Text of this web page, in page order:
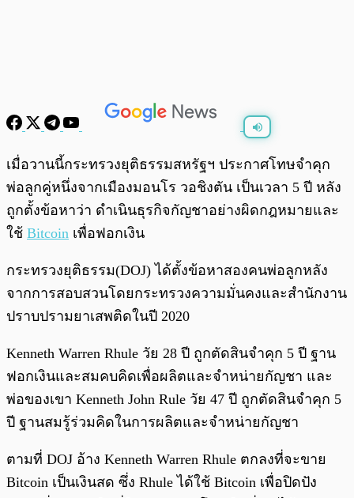
พร้อมเล่น 0:00 0:00
เมื่อวานนี้กระทรวงยุติธรรมสหรัฐฯ ประกาศโทษจำคุก
พ่อลูกคู่หนึ่งจากเมืองมอนโร วอชิงตัน เป็นเวลา 5 ปี หลัง
ถูกตั้งข้อหาว่า ดำเนินธุรกิจกัญชาอย่างผิดกฎหมายและ
ใช้ Bitcoin เพื่อฟอกเงิน
กระทรวงยุติธรรม(DOJ) ได้ตั้งข้อหาสองคนพ่อลูกหลัง
จากการสอบสวนโดยกระทรวงความมั่นคงและสำนักงาน
ปราบปรามยาเสพติดในปี 2020
Kenneth Warren Rhule วัย 28 ปี ถูกตัดสินจำคุก 5 ปี ฐาน
ฟอกเงินและสมคบคิดเพื่อผลิตและจำหน่ายกัญชา และ
พ่อของเขา Kenneth John Rule วัย 47 ปี ถูกตัดสินจำคุก 5
ปี ฐานสมรู้ร่วมคิดในการผลิตและจำหน่ายกัญชา
ตามที่ DOJ อ้าง Kenneth Warren Rhule ตกลงที่จะขาย
Bitcoin เป็นเงินสด ซึ่ง Rhule ได้ใช้ Bitcoin เพื่อปิดปัง